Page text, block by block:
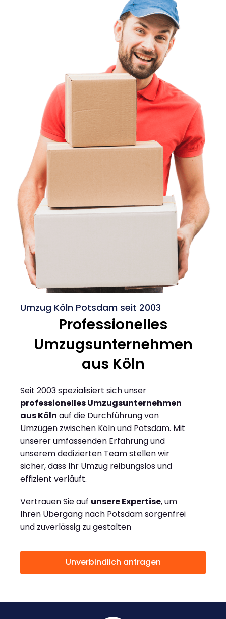
Umzug Köln Potsdam seit 2003
Professionelles
Umzugsunternehmen
aus Köln
Seit 2003 spezialisiert sich unser
professionelles Umzugsunternehmen
aus Köln auf die Durchführung von
Umzügen zwischen Köln und Potsdam. Mit
unserer umfassenden Erfahrung und
unserem dedizierten Team stellen wir
sicher, dass Ihr Umzug reibungslos und
effizient verläuft.
Vertrauen Sie auf unsere Expertise, um
Ihren Übergang nach Potsdam sorgenfrei
und zuverlässig zu gestalten
Unverbindlich anfragen